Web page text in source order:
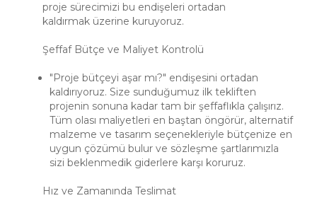
proje sürecimizi bu endişeleri ortadan
kaldırmak üzerine kuruyoruz.
Şeffaf Bütçe ve Maliyet Kontrolü
"Proje bütçeyi aşar mı?" endişesini ortadan
kaldırıyoruz. Size sunduğumuz ilk tekliften
projenin sonuna kadar tam bir şeffaflıkla çalışırız.
Tüm olası maliyetleri en baştan öngörür, alternatif
malzeme ve tasarım seçenekleriyle bütçenize en
uygun çözümü bulur ve sözleşme şartlarımızla
sizi beklenmedik giderlere karşı koruruz.
Hız ve Zamanında Teslimat